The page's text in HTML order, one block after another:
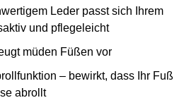
Leder passt sich Ihrem
und pflegeleicht
müden Füßen vor
– bewirkt, dass Ihr Fuß
abrollt